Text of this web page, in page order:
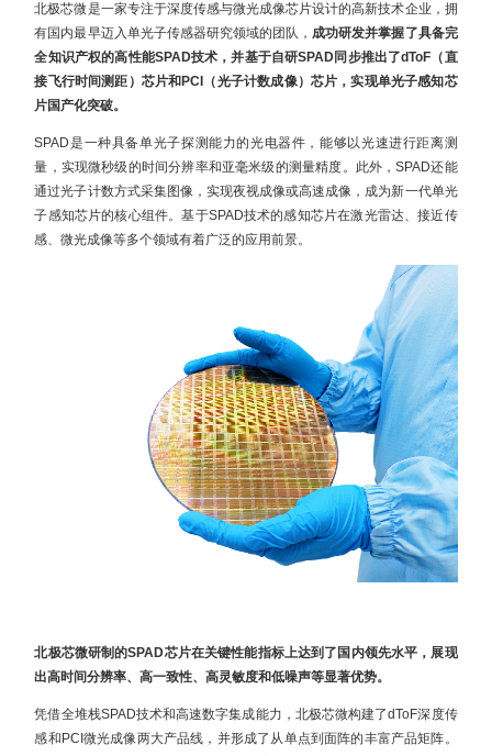
北极芯微是一家专注于深度传感与微光成像芯片设计的高新技术企业，拥
有国内最早迈入单光子传感器研究领域的团队，成功研发并掌握了具备完
全知识产权的高性能SPAD技术，并基于自研SPAD同步推出了dToF（直
接飞行时间测距）芯片和PCI（光子计数成像）芯片，实现单光子感知芯
片国产化突破。
SPAD是一种具备单光子探测能力的光电器件，能够以光速进行距离测
量，实现微秒级的时间分辨率和亚毫米级的测量精度。此外，SPAD还能
通过光子计数方式采集图像，实现夜视成像或高速成像，成为新一代单光
子感知芯片的核心组件。基于SPAD技术的感知芯片在激光雷达、接近传
感、微光成像等多个领域有着广泛的应用前景。
北极芯微研制的SPAD芯片在关键性能指标上达到了国内领先水平，展现
出高时间分辨率、高一致性、高灵敏度和低噪声等显著优势。
凭借全堆栈SPAD技术和高速数字集成能力，北极芯微构建了dToF深度传
感和PCI微光成像两大产品线，并形成了从单点到面阵的丰富产品矩阵。